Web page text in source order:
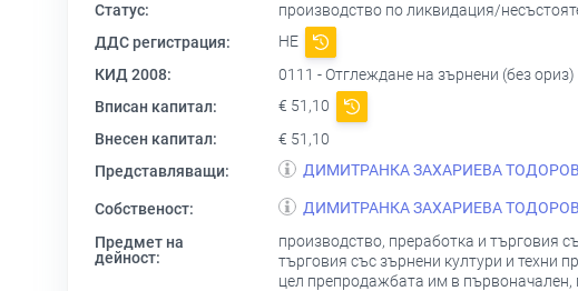
Статус:
производство по ликвидация/
ДДС регистрация:
НЕ
КИД 2008:
0111 - Отглеждане на зърнени (без
Вписан капитал:
€ 51,10
Внесен капитал:
€ 51,10
Представляващи:
ДИМИТРАНКА ЗАХАРИЕВА
Собственост: ДИМИТРАНКА ЗАХАРИЕВА
Предмет на
дейност:
производство, преработка и търговия
търговия със зърнени култури и техни
цел препродажбата им в първоначален,